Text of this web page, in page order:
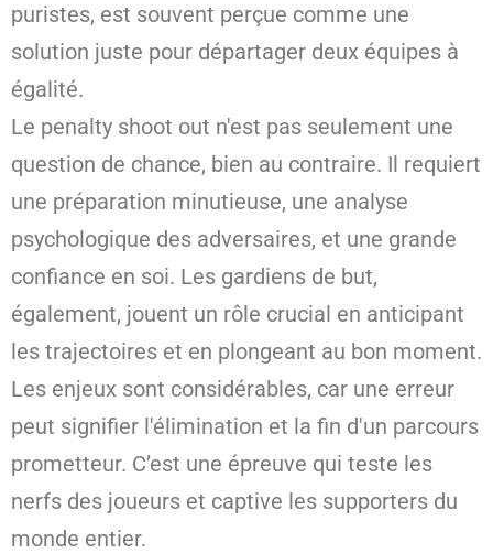
puristes, est souvent perçue comme une
solution juste pour départager deux équipes à
égalité.
Le penalty shoot out n'est pas seulement une
question de chance, bien au contraire. Il requiert
une préparation minutieuse, une analyse
psychologique des adversaires, et une grande
confiance en soi. Les gardiens de but,
également, jouent un rôle crucial en anticipant
les trajectoires et en plongeant au bon moment.
Les enjeux sont considérables, car une erreur
peut signifier l'élimination et la fin d'un parcours
prometteur. C’est une épreuve qui teste les
nerfs des joueurs et captive les supporters du
monde entier.